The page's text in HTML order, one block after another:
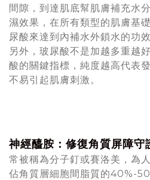
間隙，到達肌底幫肌膚補充水
濕效果，在所有類型的肌膚基
尿酸來達到內補水外鎖水的功效
另外，玻尿酸不是加越多重越
酸的關鍵指標，純度越高代表
不易引起肌膚刺激。
神經醯胺：修復角質屏障守
常被稱為分子釘或賽洛美，為
佔角質層細胞間脂質的40%-